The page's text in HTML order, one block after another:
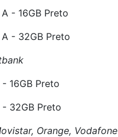
- 16GB Preto
- 32GB Preto
16GB Preto
32GB Preto
Orange, Vodafone